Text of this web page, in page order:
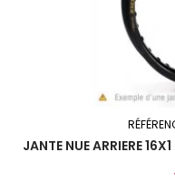
JANTE NUE ARRIERE